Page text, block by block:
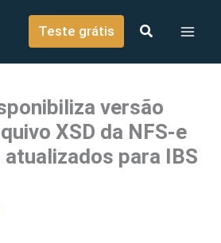
Teste grátis
versão
XSD da NFS-e
para IBS